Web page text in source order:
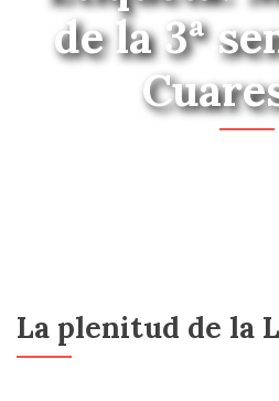
de la 3ª
La plenitud de la